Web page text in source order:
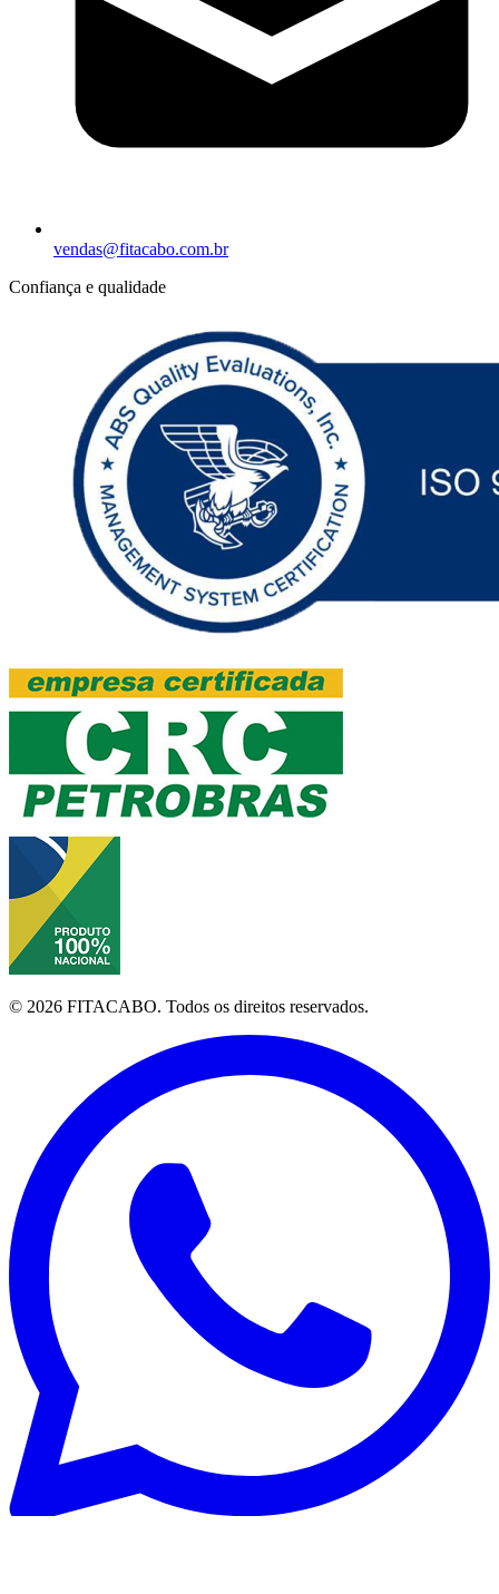
vendas@fitacabo.com.br
Confiança e qualidade
© 2026 FITACABO. Todos os direitos reservados.